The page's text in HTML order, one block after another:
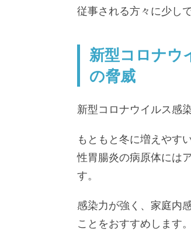
従事される方々に少し
新型コロナウ
の脅威
新型コロナウイルス感
もともと冬に増えやす
性胃腸炎の病原体には
す。
感染力が強く、家庭内
ことをおすすめします。